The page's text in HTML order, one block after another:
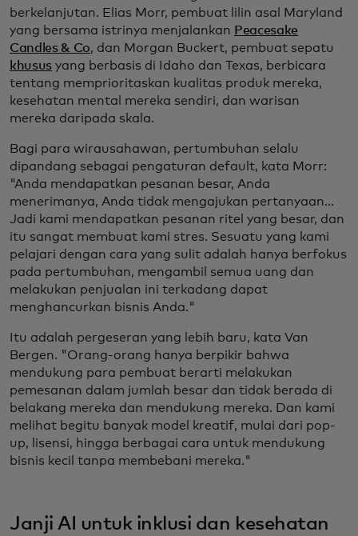
berkelanjutan. Elias Morr, pembuat lilin asal Maryland
yang bersama istrinya menjalankan Peacesake
Candles & Co, dan Morgan Buckert, pembuat sepatu
khusus yang berbasis di Idaho dan Texas, berbicara
tentang memprioritaskan kualitas produk mereka,
kesehatan mental mereka sendiri, dan warisan
mereka daripada skala.
Bagi para wirausahawan, pertumbuhan selalu
dipandang sebagai pengaturan default, kata Morr:
"Anda mendapatkan pesanan besar, Anda
menerimanya, Anda tidak mengajukan pertanyaan...
Jadi kami mendapatkan pesanan ritel yang besar, dan
itu sangat membuat kami stres. Sesuatu yang kami
pelajari dengan cara yang sulit adalah hanya berfokus
pada pertumbuhan, mengambil semua uang dan
melakukan penjualan ini terkadang dapat
menghancurkan bisnis Anda."
Itu adalah pergeseran yang lebih baru, kata Van
Bergen. "Orang-orang hanya berpikir bahwa
mendukung para pembuat berarti melakukan
pemesanan dalam jumlah besar dan tidak berada di
belakang mereka dan mendukung mereka. Dan kami
melihat begitu banyak model kreatif, mulai dari pop-
up, lisensi, hingga berbagai cara untuk mendukung
bisnis kecil tanpa membebani mereka."
Janji AI untuk inklusi dan kesehatan